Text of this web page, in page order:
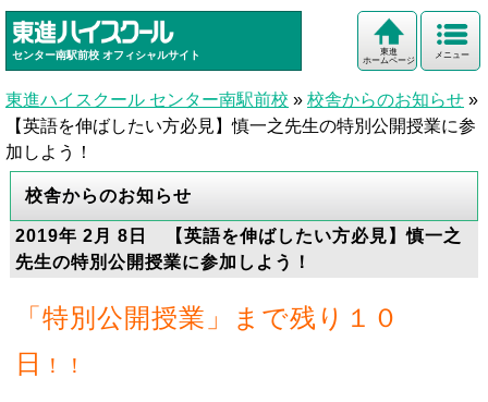
センター南駅前校 オフィシャルサイト メニュー
東進
ホームページ
東進ハイスクール センター南駅前校 » 校舎からのお知らせ »
【英語を伸ばしたい方必見】慎一之先生の特別公開授業に参
加しよう！
校舎からのお知らせ
2019年 2月 8日 【英語を伸ばしたい方必見】慎一之
先生の特別公開授業に参加しよう！
「特別公開授業」まで残り１０
日
！！